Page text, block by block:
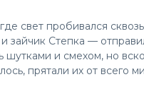
свет пробивался
зайчик Степка —
шутками и смехом, но
прятали их от всего